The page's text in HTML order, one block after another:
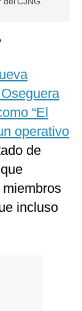
“El
operativo
de
incluso